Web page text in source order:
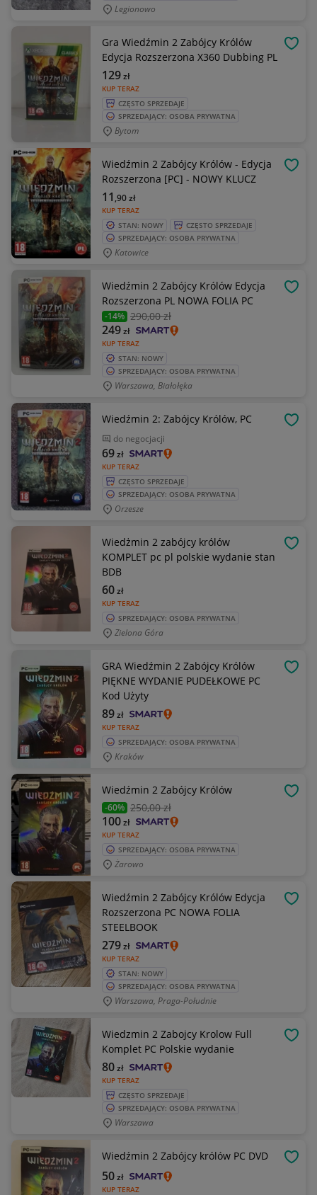
Legionowo
Gra Wiedźmin 2 Zabójcy Królów
Edycja Rozszerzona X360 Dubbing PL
KUP TERAZ
129zł
CZĘSTO SPRZEDAJE
SPRZEDAJĄCY: OSOBA PRYWATNA
Bytom
Wiedźmin 2 Zabójcy Królów - Edycja
Rozszerzona [PC] - NOWY KLUCZ
KUP TERAZ
11 ,90zł
STAN: NOWY
CZĘSTO SPRZEDAJE
SPRZEDAJĄCY: OSOBA PRYWATNA
Katowice
Wiedźmin 2 Zabójcy Królów Edycja
Rozszerzona PL NOWA FOLIA PC
-14% 290,00 zł
KUP TERAZ
249zł
STAN: NOWY
SPRZEDAJĄCY: OSOBA PRYWATNA
Warszawa, Białołęka
Wiedźmin 2: Zabójcy Królów, PC
do negocjacji
KUP TERAZ
69zł
CZĘSTO SPRZEDAJE
SPRZEDAJĄCY: OSOBA PRYWATNA
Orzesze
Wiedżmin 2 zabójcy królów
KOMPLET pc pl polskie wydanie stan
BDB
KUP TERAZ
60zł
SPRZEDAJĄCY: OSOBA PRYWATNA
Zielona Góra
GRA Wiedźmin 2 Zabójcy Królów
PIĘKNE WYDANIE PUDEŁKOWE PC
Kod Użyty
KUP TERAZ
89zł
SPRZEDAJĄCY: OSOBA PRYWATNA
Kraków
Wiedźmin 2 Zabójcy Królów
-60% 250,00 zł
KUP TERAZ
100zł
SPRZEDAJĄCY: OSOBA PRYWATNA
Żarowo
Wiedźmin 2 Zabójcy Królów Edycja
Rozszerzona PC NOWA FOLIA
STEELBOOK
KUP TERAZ
279zł
STAN: NOWY
SPRZEDAJĄCY: OSOBA PRYWATNA
Warszawa, Praga-Południe
Wiedzmin 2 Zabojcy Krolow Full
Komplet PC Polskie wydanie
KUP TERAZ
80zł
CZĘSTO SPRZEDAJE
SPRZEDAJĄCY: OSOBA PRYWATNA
Warszawa
Wiedźmin 2 Zabójcy królów PC DVD
KUP TERAZ
50zł